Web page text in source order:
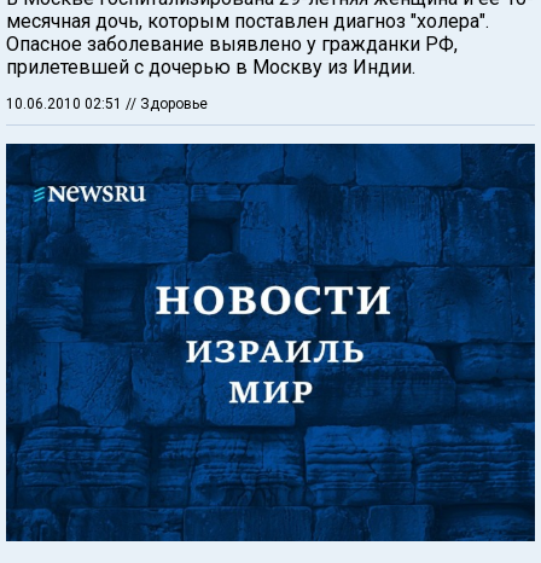
месячная дочь, которым поставлен диагноз "холера".
Опасное заболевание выявлено у гражданки РФ,
прилетевшей с дочерью в Москву из Индии.
10.06.2010 02:51 // Здоровье